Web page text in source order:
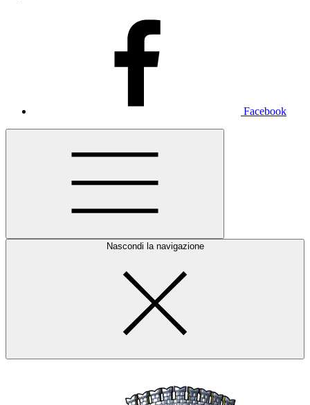
Facebook
Nascondi la navigazione